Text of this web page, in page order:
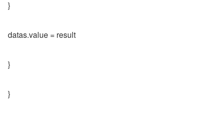
}
datas.value = result
}
}